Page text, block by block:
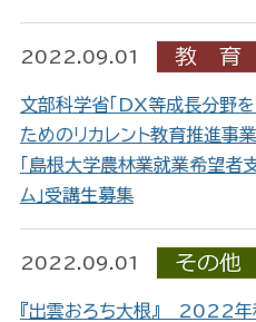
2022.09.01
文部科学省「DX等成長分野
ためのリカレント教育推進事
「島根大学農林業就業希望者
ム」受講生募集
2022.09.01
『出雲おろち大根』 2022